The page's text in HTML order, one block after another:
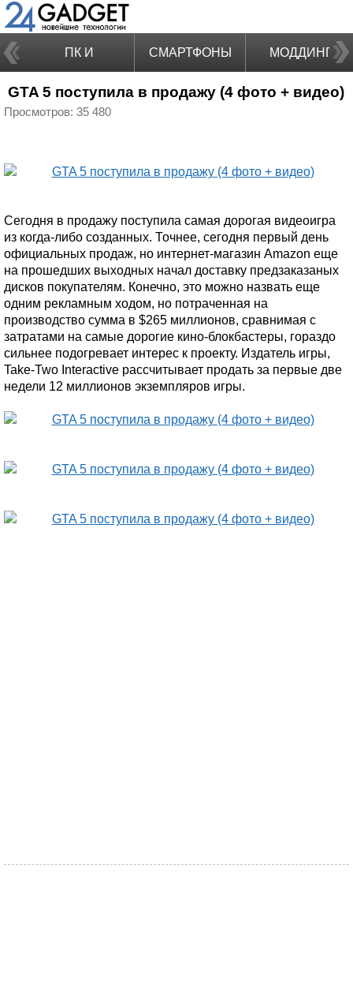
ПК И
НОУТБУКИ
СМАРТФОНЫ МОДДИНГ
GTA 5 поступила в продажу (4 фото + видео)
Просмотров: 35 480
Сегодня в продажу поступила самая дорогая видеоигра
из когда-либо созданных. Точнее, сегодня первый день
официальных продаж, но интернет-магазин Amazon еще
на прошедших выходных начал доставку предзаказаных
дисков покупателям. Конечно, это можно назвать еще
одним рекламным ходом, но потраченная на
производство сумма в $265 миллионов, сравнимая с
затратами на самые дорогие кино-блокбастеры, гораздо
сильнее подогревает интерес к проекту. Издатель игры,
Take-Two Interactive рассчитывает продать за первые две
недели 12 миллионов экземпляров игры.